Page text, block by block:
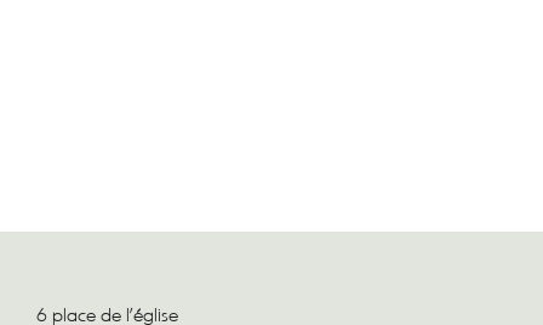
6 place de l'église